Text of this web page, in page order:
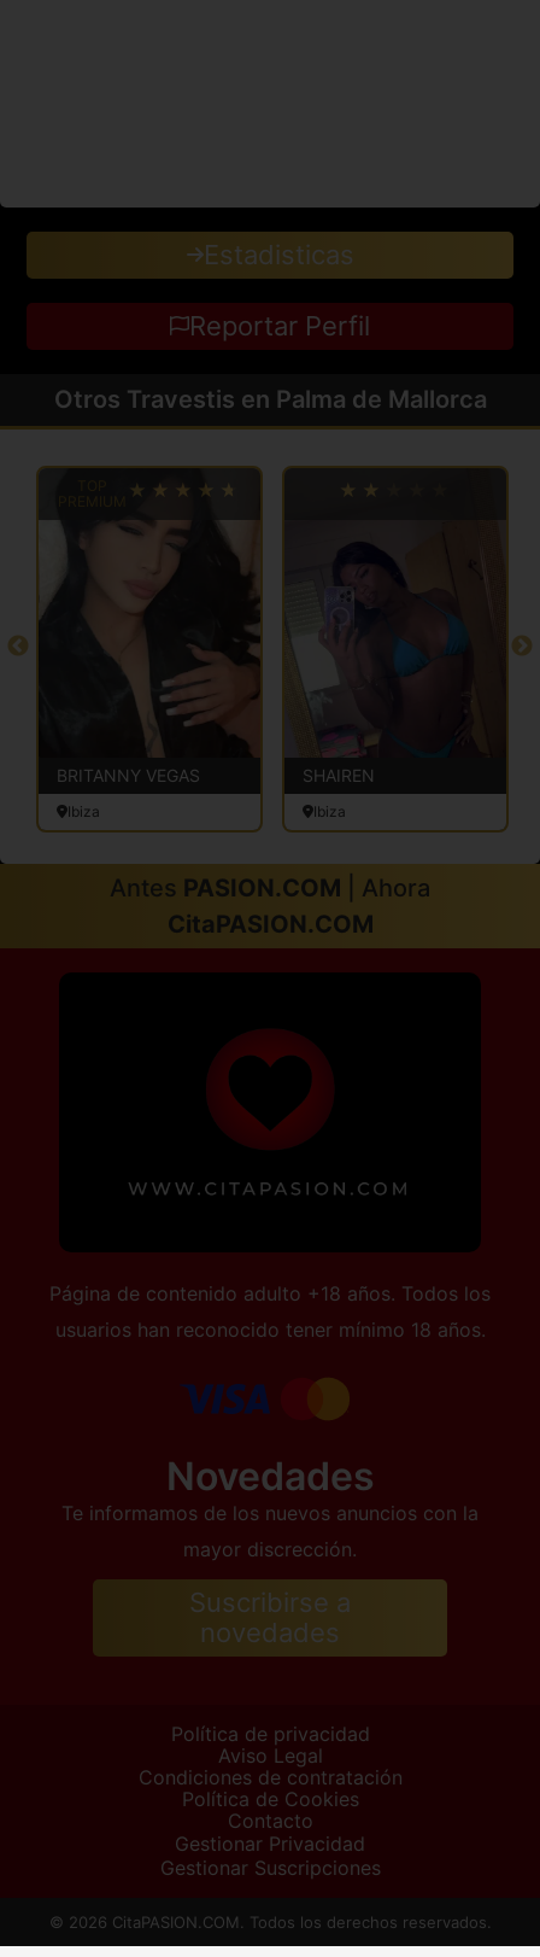
Estadisticas
Reportar Perfil
Otros Travestis en Palma de Mallorca
BRITANNY VEGAS
Ibiza
SHAIREN
Ibiza
Antes PASION.COM | Ahora
CitaPASION.COM
Página de contenido adulto +18 años. Todos los
usuarios han reconocido tener mínimo 18 años.
Novedades
Te informamos de los nuevos anuncios con la
mayor discrección.
Suscribirse a
novedades
Política de privacidad
Aviso Legal
Condiciones de contratación
Política de Cookies
Contacto
Gestionar Privacidad
Gestionar Suscripciones
© 2026 CitaPASION.COM. Todos los derechos reservados.